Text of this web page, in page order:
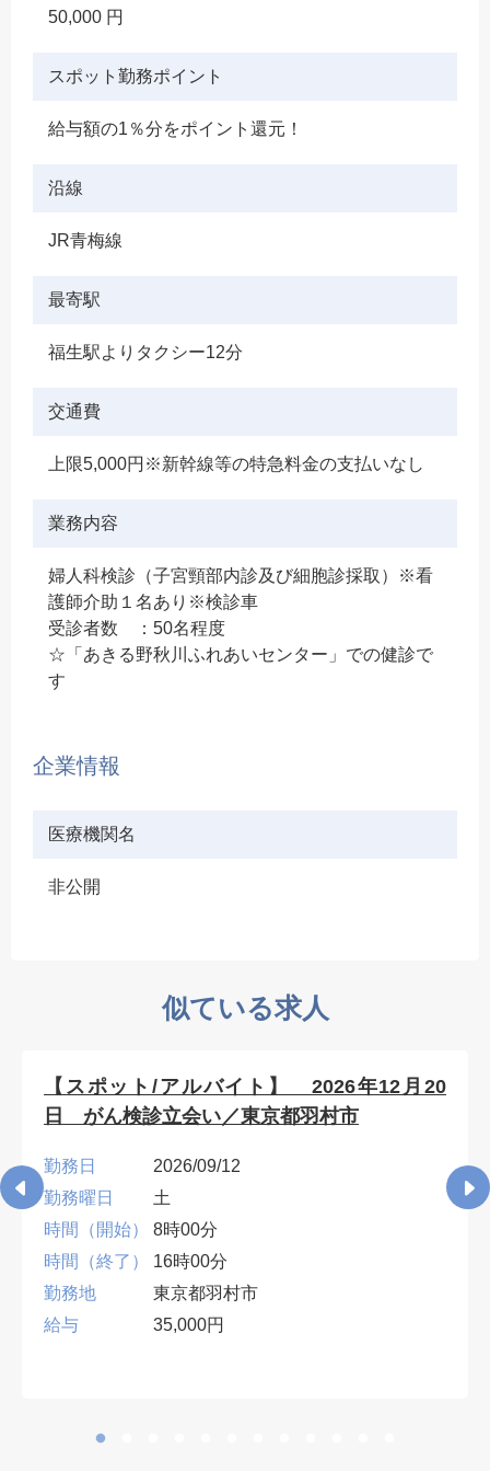
50,000 円
スポット勤務ポイント
給与額の1％分をポイント還元！
沿線
JR青梅線
最寄駅
福生駅よりタクシー12分
交通費
上限5,000円※新幹線等の特急料金の支払いなし
業務内容
婦人科検診（子宮頸部内診及び細胞診採取）※看
護師介助１名あり※検診車
受診者数 ：50名程度
☆「あきる野秋川ふれあいセンター」での健診で
す
企業情報
医療機関名
非公開
似ている求人
【スポット/アルバイト】 2026年12月20
日 がん検診立会い／東京都羽村市
勤務日
2026/09/12
勤務曜日
土
時間（開始）
8時00分
時間（終了）
16時00分
勤務地
東京都羽村市
給与
35,000円